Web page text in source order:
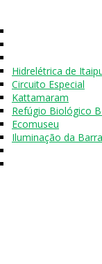
Hidrelétrica de
Circuito Especial
Kattamaram
Refúgio Biológico
Ecomuseu
Iluminação da